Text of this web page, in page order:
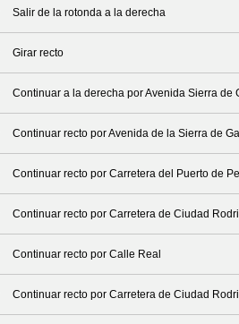
Salir de la rotonda a la derecha
Girar recto
Continuar a la derecha por Avenida Sierra de
Continuar recto por Avenida de la Sierra de
Continuar recto por Carretera del Puerto de
Continuar recto por Carretera de Ciudad
Continuar recto por Calle Real
Continuar recto por Carretera de Ciudad